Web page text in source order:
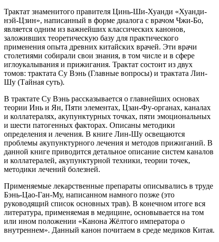
Трактат знаменитого правителя Цинь-Ши-Хуанди «Хуанди-
нэй-Цзин», написанный в форме диалога с врачом Чжи-Бо,
является одним из важнейших классических канонов,
заложивших теоретическую базу для практического
применения опыта древних китайских врачей. Эти врачи
столетиями собирали свои знания, в том числе и в сфере
иглоукалывания и прижигания. Трактат состоит из двух
томов: трактата Су Вэнь (Главные вопросы) и трактата Лин-
Шу (Тайная суть).
В трактате Су Вэнь рассказывается о главнейших основах
теории Инь и Ян, Пяти элементах, Цзан-Фу-органах, каналах
и коллатералях, акупунктурных точках, пяти эмоциональных
и шести патогенных факторах. Описаны методики
определения и лечения. В книге Лин-Шу освещаются
проблемы акупунктурного лечения и методов прижиганий. В
данной книге приводится детальное описание систем каналов
и коллатералей, акупунктурной техники, теории точек,
методики лечений болезней.
Применяемые лекарственные препараты описывались в труде
Бэнь-Цао-Ган-Му, написанном намного позже (это
руководящий список основных трав). В конечном итоге вся
литература, применяемая в медицине, основывается на том
или ином положении «Канона Жёлтого императора о
внутреннем». Данный канон почитаем в среде медиков Китая.